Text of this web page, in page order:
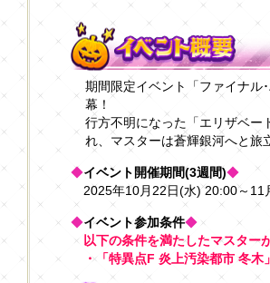
期間限定イベント「ファイナル
幕！
行方不明になった「エリザベー
れ、マスターは蒼輝銀河へと旅
◆イベント開催期間(3週間)◆
2025年10月22日(水) 20:00～11
◆イベント参加条件◆
以下の条件を満たしたマスター
・「特異点F 炎上汚染都市 冬木